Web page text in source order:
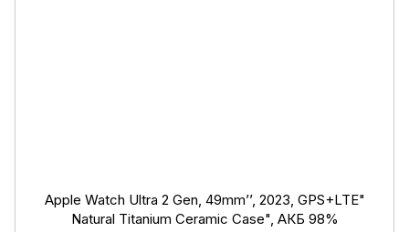
Apple Watch Ultra 2 Gen, 49mm’’, 2023, GPS+LTE"
Natural Titanium Ceramic Case", АКБ 98%